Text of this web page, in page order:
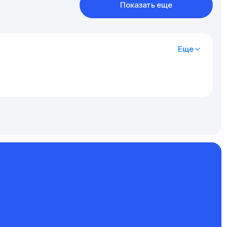
Показать еще
Еще